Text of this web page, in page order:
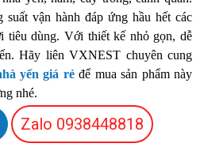
vận hành đáp ứng hầu hết các
tiêu dùng. Với thiết kế nhỏ gọn, dễ
Hãy liên VXNEST chuyên cung
yến giá rẻđể mua sản phẩm này
nhé.
Zalo 0938448818